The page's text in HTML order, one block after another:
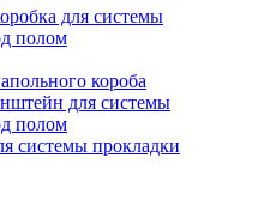
для системы
полом
короба
для системы
полом
системы прокладки